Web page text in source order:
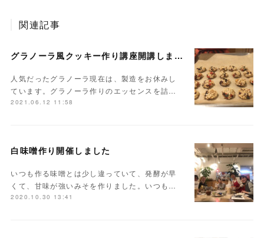
関連記事
グラノーラ風クッキー作り講座開講しました
人気だったグラノーラ現在は、製造をお休みし
ています。グラノーラ作りのエッセンスを詰…
2021.06.12 11:58
白味噌作り開催しました
いつも作る味噌とは少し違っていて、発酵が早
くて、甘味が強いみそを作りました。いつも…
2020.10.30 13:41